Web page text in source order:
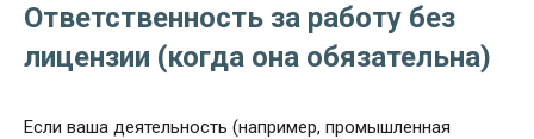
Ответственность за работу без
лицензии (когда она обязательна)
Если ваша деятельность (например, промышленная